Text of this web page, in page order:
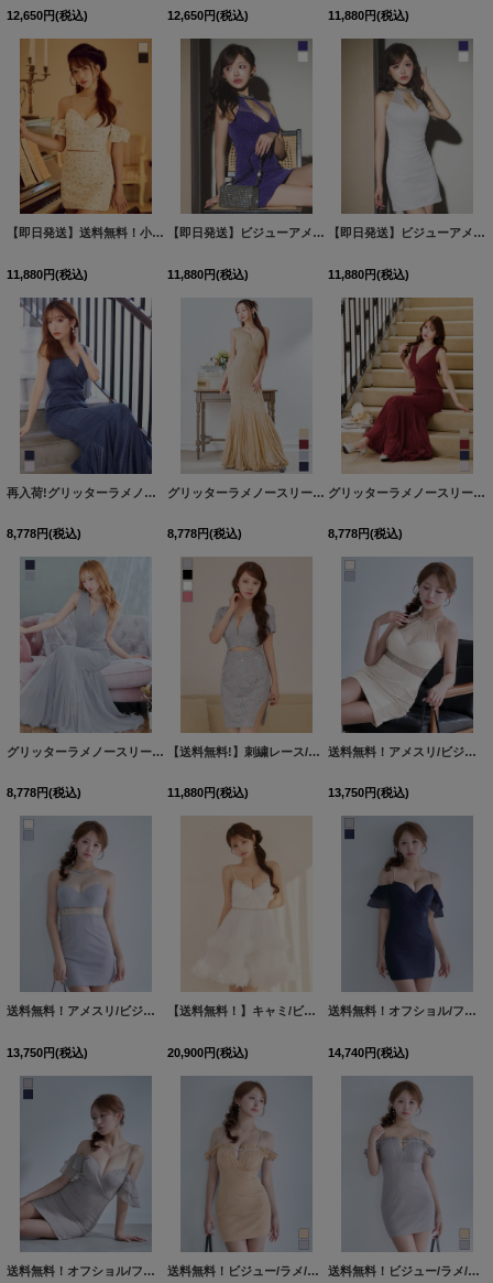
12,650円(税込) 12,650円(税込) 11,880円(税込)
【即日発送】送料無料！小花柄/パフスリーブ/オフショル/セットアップ/ミニドレス/キャバドレス【XS-Mサイズ/2カラー】[OF03]【YN】dzjvAGY
11,880円(税込)
【即日発送】ビジューアメスリラメタイトミニドレス/キャバドレス【XS-Mサイズ/2カラー】[OF03]【YN】dzjCA
11,880円(税込)
【即日発送】ビジューアメスリラメタイトミニドレス/キャバドレス【XS-Mサイズ/2カラー】[OF03]【YN】dzjCA
11,880円(税込)
再入荷!グリッターラメノースリーブロングドレス/キャバドレス【S-Lサイズ/4カラー】[OF03]【IM】
8,778円(税込)
グリッターラメノースリーブロングドレス/キャバドレス【S-Lサイズ/4カラー】[OF03] 【IM】
8,778円(税込)
グリッターラメノースリーブロングドレス/キャバドレス【S-Lサイズ/4カラー】[OF03] 【IM】
8,778円(税込)
グリッターラメノースリーブロングドレス/キャバドレス【S-Lサイズ/4カラー】[OF03]【IM】
8,778円(税込)
【送料無料!】刺繍レース/花柄/フロントジップ/ウエストカット/チェーン/半袖/タイト/シアースリット/ミニドレス/キャバドレス【XS-XLサイズ/4カラー】[OF03] 【YN】dzwg
11,880円(税込)
送料無料！アメスリ/ビジュー/シアー/無地/ストレッチ生地/タイト/ミニドレス/キャバドレス【XS-Mサイズ/2カラー】[OF03]【YN】dzwvCAS【予約商品/8月下旬発送予定】
13,750円(税込)
送料無料！アメスリ/ビジュー/シアー/無地/ストレッチ生地/タイト/ミニドレス/キャバドレス【XS-Mサイズ/2カラー】[OF03]【YN】dzwvCAS【予約商品/8月下旬発送予定】
13,750円(税込)
【送料無料！】キャミ/ビジュー/フリル/レース/チュール/フレア/ミニドレス/キャバドレス【XS-Lサイズ/1カラー】[OF03] 【YN】
20,900円(税込)
送料無料！オフショル/フリル袖/シアー/シフォン生地/ラメ/無地/タイト/ミニドレス/キャバドレス【S-Mサイズ/2カラー】[OF03]【YN】dzjgCAS【予約商品/8月下旬発送予定】
14,740円(税込)
送料無料！オフショル/フリル袖/シアー/シフォン生地/ラメ/無地/タイト/ミニドレス/キャバドレス【S-Mサイズ/2カラー】[OF03]【YN】dzjgCAS【予約商品/8月下旬発送予定】 送料無料！ビジュー/ラメ/シアー/フリル/オフショル/キャミソール/谷間見せ/タイト/ストレッチ/ミニドレス/キャバドレス【XS-Mサイズ/2カラー】[OF03]【YN】dzwvCAS【予約商品/8月下旬発送予定】 送料無料！ビジュー/ラメ/シアー/フリル/オフショル/キャミソール/谷間見せ/タイト/ストレッチ/ミニドレス/キャバドレス【XS-Mサイズ/2カラー】[OF03]【YN】dzwvCAS【予約商品/8月下旬発送予定】